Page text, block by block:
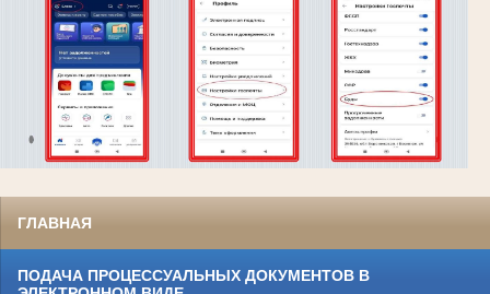
ГЛАВНАЯ
ПОДАЧА ПРОЦЕССУАЛЬНЫХ ДОКУМЕНТОВ В